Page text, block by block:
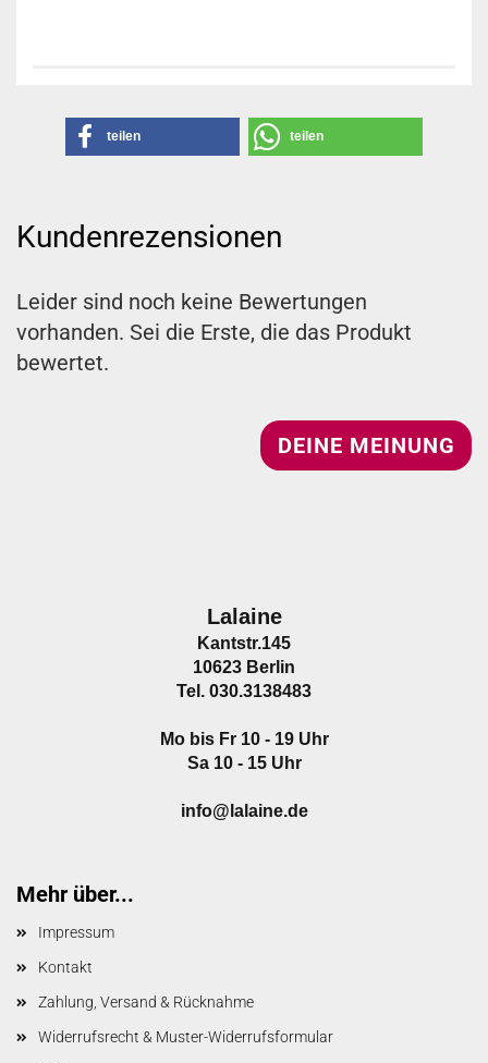
teilen teilen
Kundenrezensionen
Leider sind noch keine Bewertungen
vorhanden. Sei die Erste, die das Produkt
bewertet.
DEINE MEINUNG
Lalaine
Kantstr.145
10623 Berlin
Tel. 030.3138483
Mo bis Fr 10 - 19 Uhr
Sa 10 - 15 Uhr
info@lalaine.de
Mehr über...
Impressum
Kontakt
Zahlung, Versand & Rücknahme
Widerrufsrecht & Muster-Widerrufsformular